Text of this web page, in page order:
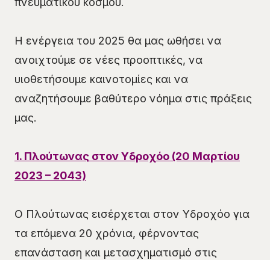
Η ενέργεια του 2025 θα μας ωθήσει να
ανοιχτούμε σε νέες προοπτικές, να
υιοθετήσουμε καινοτομίες και να
αναζητήσουμε βαθύτερο νόημα στις πράξεις
μας.
1. Πλούτωνας στον Υδροχόο (20 Μαρτίου
2023 – 2043)
Ο Πλούτωνας εισέρχεται στον Υδροχόο για
τα επόμενα 20 χρόνια, φέρνοντας
επανάσταση και μετασχηματισμό στις